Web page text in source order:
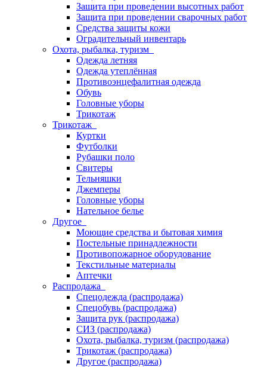
Защита при проведении высотных работ
Защита при проведении сварочных работ
Средства защиты кожи
Оградительный инвентарь
Охота, рыбалка, туризм
Одежда летняя
Одежда утеплённая
Противоэнцефалитная одежда
Обувь
Головные уборы
Трикотаж
Трикотаж
Куртки
Футболки
Рубашки поло
Свитеры
Тельняшки
Джемперы
Головные уборы
Нательное белье
Другое
Моющие средства и бытовая химия
Постельные принадлежности
Противопожарное оборудование
Текстильные материалы
Аптечки
Распродажа
Спецодежда (распродажа)
Спецобувь (распродажа)
Защита рук (распродажа)
СИЗ (распродажа)
Охота, рыбалка, туризм (распродажа)
Трикотаж (распродажа)
Другое (распродажа)